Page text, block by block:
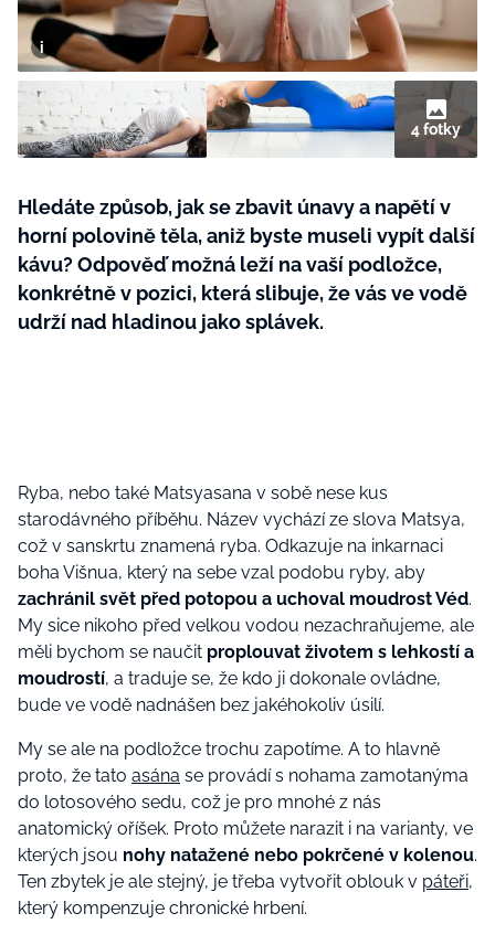
Rady a tipy
Extra
SVĚT ŽENY - 599 KČ
ROČNÍ PŘEDPLATNÉ SVĚT ŽENY +
SADA PRODUKTŮ MANA (10 ks)
4 fotky
Hledáte způsob, jak se zbavit únavy a napětí v
horní polovině těla, aniž byste museli vypít další
kávu? Odpověď možná leží na vaší podložce,
konkrétně v pozici, která slibuje, že vás ve vodě
udrží nad hladinou jako splávek.
Ryba, nebo také Matsyasana v sobě nese kus
starodávného příběhu. Název vychází ze slova Matsya,
což v sanskrtu znamená ryba. Odkazuje na inkarnaci
boha Višnua, který na sebe vzal podobu ryby, aby
zachránil svět před potopou a uchoval moudrost Véd.
My sice nikoho před velkou vodou nezachraňujeme, ale
měli bychom se naučit proplouvat životem s lehkostí a
moudrostí, a traduje se, že kdo ji dokonale ovládne,
bude ve vodě nadnášen bez jakéhokoliv úsilí.
My se ale na podložce trochu zapotíme. A to hlavně
proto, že tato asána se provádí s nohama zamotanýma
do lotosového sedu, což je pro mnohé z nás
anatomický oříšek. Proto můžete narazit i na varianty, ve
kterých jsou nohy natažené nebo pokrčené v kolenou.
Ten zbytek je ale stejný, je třeba vytvořit oblouk v páteři,
který kompenzuje chronické hrbení.